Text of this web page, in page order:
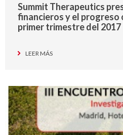
Summit Therapeutics
financieros y el progreso
primer trimestre del 2017
LEER MÁS